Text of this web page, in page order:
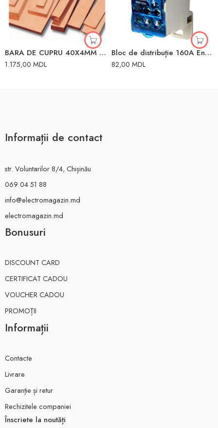
BARA DE CUPRU 40X4MM (0.680 KG/M) 630A
1.175,00 MDL
Bloc de distribuție 160A Enext
82,00 MDL
Informații de contact
str. Voluntarilor 8/4, Chișinău
069 04 51 88
info@electromagazin.md
electromagazin.md
Bonusuri
DISCOUNT CARD
CERTIFICAT CADOU
VOUCHER CADOU
PROMOȚII
Informații
Contacte
Livrare
Garanție și retur
Rechizitele companiei
Înscriete la noutăți